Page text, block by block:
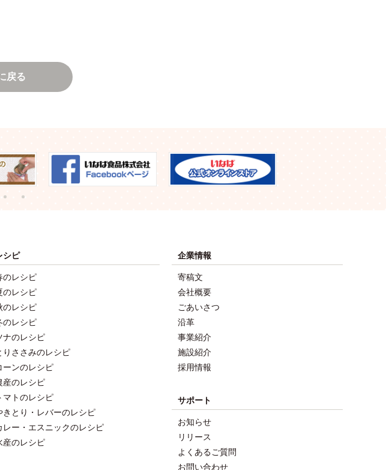
戻る
シピ
のレシピ
のレシピ
のレシピ
のレシピ
ナのレシピ
りささみのレシピ
ーンのレシピ
産のレシピ
マトのレシピ
きとり・レバーのレシピ
レー・エスニックのレシピ
産のレシピ
企業情報
寄稿文
会社概要
ごあいさつ
沿革
事業紹介
施設紹介
採用情報
サポート
お知らせ
リリース
よくあるご質問
お問い合わせ